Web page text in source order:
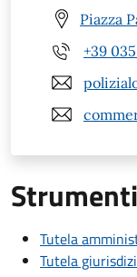
Piazza
+39
Tutela
Tutela